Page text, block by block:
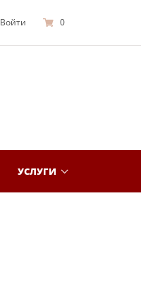
Войти 0
УСЛУГИ